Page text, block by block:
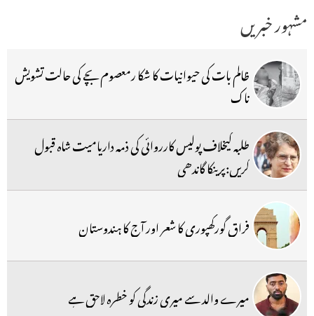
مشہور خبریں
ظالم بات کی حیوانیات کا شکا رمعصوم بچے کی حالت تشویش
ناک
طلبہ کیخلاف پولیس کارروائی کی ذمہ داریامیت شاہ قبول
کریں:پرینکا گاندھی
فراق گورکھپوری کا شعر اور آج کا ہندوستان
میرے والد سے میری زندگی کو خطرہ لاحق ہے